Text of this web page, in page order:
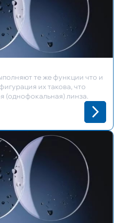
те же функции что и
их такова, что
(однофокальная) линза.